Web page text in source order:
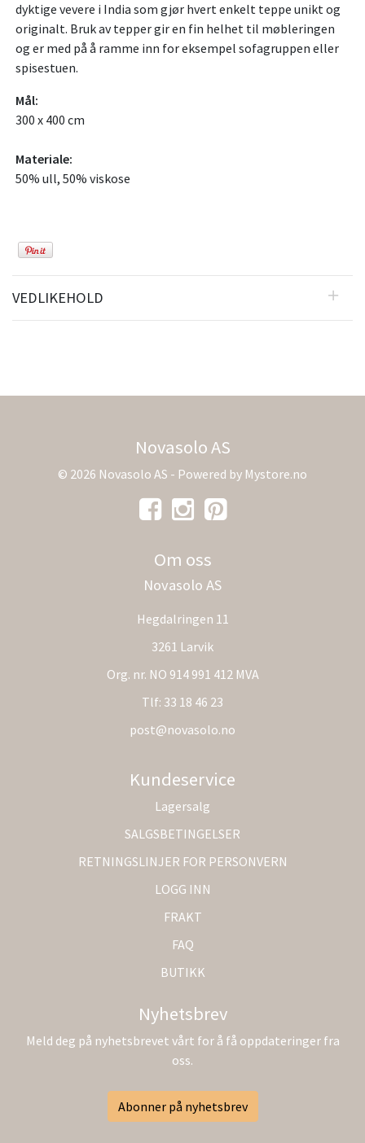
dyktige vevere i India som gjør hvert enkelt teppe unikt og
originalt. Bruk av tepper gir en fin helhet til møbleringen
og er med på å ramme inn for eksempel sofagruppen eller
spisestuen.
Mål:
300 x 400 cm
Materiale:
50% ull, 50% viskose
VEDLIKEHOLD
Novasolo AS
© 2026 Novasolo AS - Powered by Mystore.no
Om oss
Novasolo AS
Hegdalringen 11
3261 Larvik
Org. nr. NO 914 991 412 MVA
Tlf: 33 18 46 23
post@novasolo.no
Kundeservice
Lagersalg
SALGSBETINGELSER
RETNINGSLINJER FOR PERSONVERN
LOGG INN
FRAKT
FAQ
BUTIKK
Nyhetsbrev
Meld deg på nyhetsbrevet vårt for å få oppdateringer fra
oss.
Abonner på nyhetsbrev